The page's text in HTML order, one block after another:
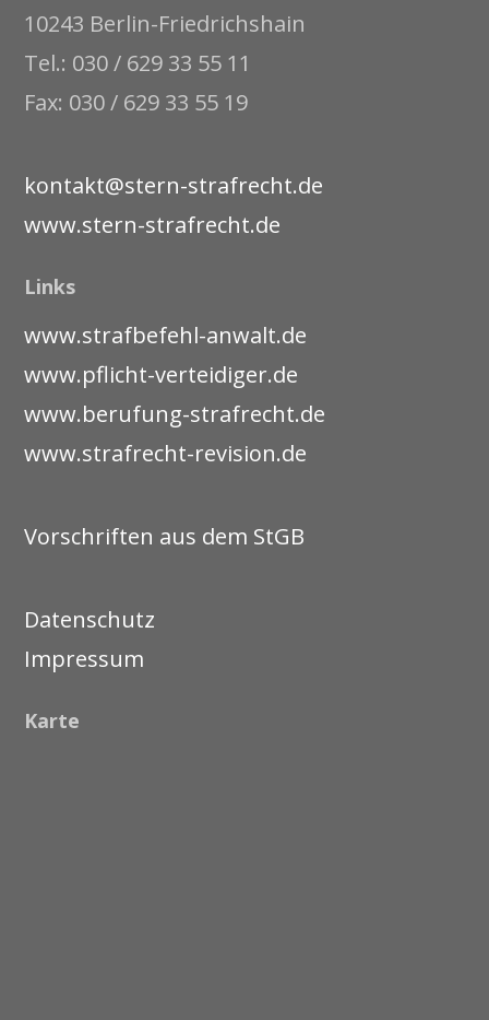
10243 Berlin-Friedrichshain
Tel.: 030 / 629 33 55 11
Fax: 030 / 629 33 55 19
kontakt@stern-strafrecht.de
www.stern-strafrecht.de
Links
www.strafbefehl-anwalt.de
www.pflicht-verteidiger.de
www.berufung-strafrecht.de
www.strafrecht-revision.de
Vorschriften aus dem StGB
Datenschutz
Impressum
Karte